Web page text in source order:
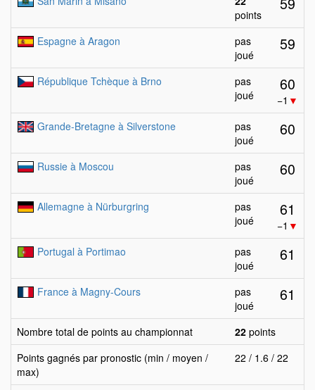
points
Espagne à Aragon
pas
joué
59
République Tchèque à Brno
pas
joué
60
−1 ▼
Grande-Bretagne à Silverstone
pas
joué
60
Russie à Moscou
pas
joué
60
Allemagne à Nürburgring
pas
joué
61
−1 ▼
Portugal à Portimao
pas
joué
61
France à Magny-Cours
pas
joué
61
Nombre total de points au championnat 22 points
Points gagnés par pronostic (min / moyen /
max)
22 / 1.6 / 22